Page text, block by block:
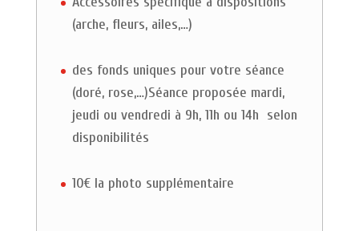
(arche, fleurs, ailes,…)
des fonds uniques pour votre séance
(doré, rose,…)Séance proposée mardi,
jeudi ou vendredi à 9h, 11h ou 14h selon
disponibilités
10€ la photo supplémentaire